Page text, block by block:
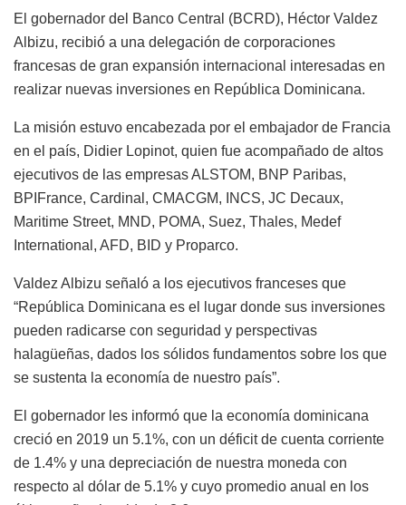
El gobernador del Banco Central (BCRD), Héctor Valdez
Albizu, recibió a una delegación de corporaciones
francesas de gran expansión internacional interesadas en
realizar nuevas inversiones en República Dominicana.
La misión estuvo encabezada por el embajador de Francia
en el país, Didier Lopinot, quien fue acompañado de altos
ejecutivos de las empresas ALSTOM, BNP Paribas,
BPIFrance, Cardinal, CMACGM, INCS, JC Decaux,
Maritime Street, MND, POMA, Suez, Thales, Medef
International, AFD, BID y Proparco.
Valdez Albizu señaló a los ejecutivos franceses que
“República Dominicana es el lugar donde sus inversiones
pueden radicarse con seguridad y perspectivas
halagüeñas, dados los sólidos fundamentos sobre los que
se sustenta la economía de nuestro país”.
El gobernador les informó que la economía dominicana
creció en 2019 un 5.1%, con un déficit de cuenta corriente
de 1.4% y una depreciación de nuestra moneda con
respecto al dólar de 5.1% y cuyo promedio anual en los